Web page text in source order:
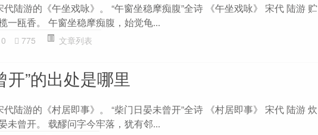
代陆游的《午坐戏咏》。 “午窗坐稳摩痴腹”全诗 《午坐戏咏》 宋代 陆游 贮
一瓯香。 午窗坐稳摩痴腹，始觉龟...
0 775 文章列表
开”的出处是哪里
代陆游的《村居即事》。 “柴门日晏未曾开”全诗 《村居即事》 宋代 陆游 炊
未曾开。 载醪问字今牢落，犹有邻...